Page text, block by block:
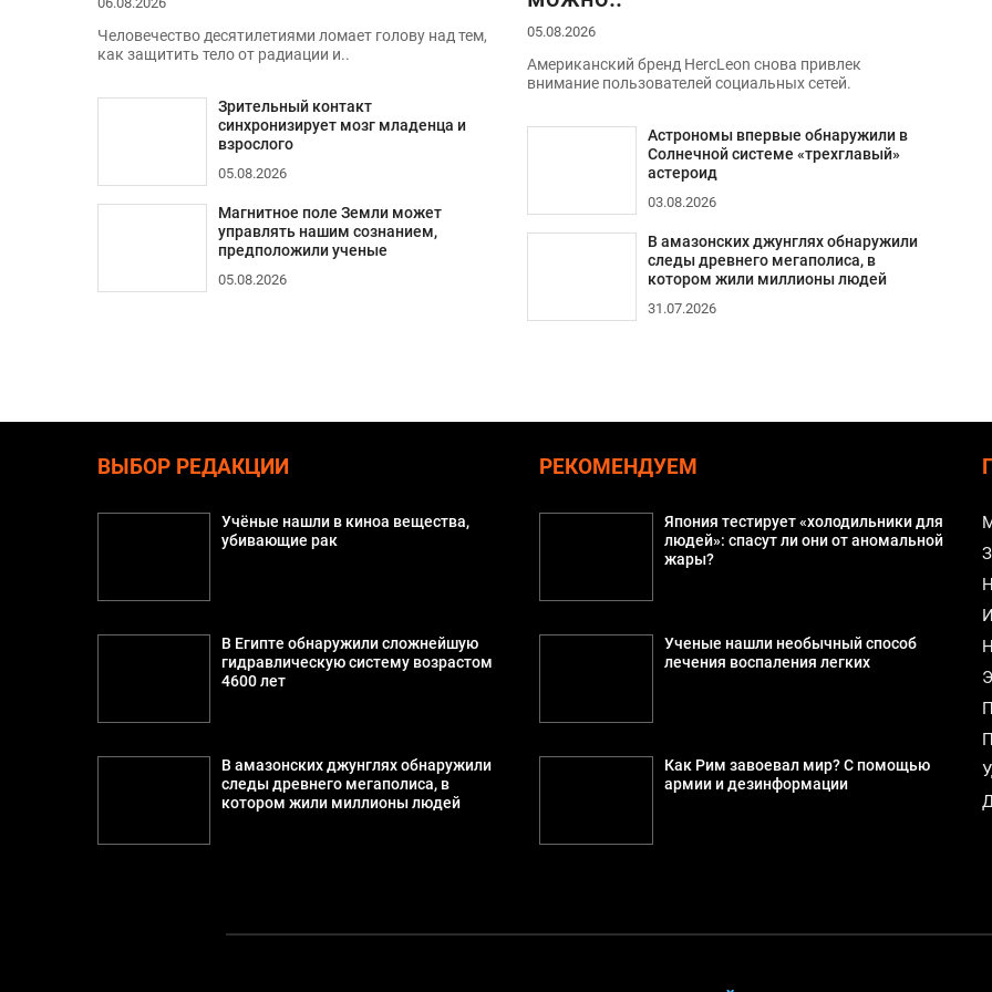
Человечество десятилетиями ломает голову над тем,
как защитить тело от радиации и..
Зрительный контакт
синхронизирует мозг младенца и
взрослого
05.08.2026
Магнитное поле Земли может
управлять нашим сознанием,
предположили ученые
05.08.2026
05.08.2026
Американский бренд HercLeon снова привлек
внимание пользователей социальных сетей.
Астрономы впервые обнаружили в
Солнечной системе «трехглавый»
астероид
03.08.2026
В амазонских джунглях обнаружили
следы древнего мегаполиса, в
котором жили миллионы людей
31.07.2026
ВЫБОР РЕДАКЦИИ
Учёные нашли в киноа вещества,
убивающие рак
В Египте обнаружили сложнейшую
гидравлическую систему возрастом
4600 лет
В амазонских джунглях обнаружили
следы древнего мегаполиса, в
котором жили миллионы людей
РЕКОМЕНДУЕМ
Япония тестирует «холодильники для
людей»: спасут ли они от аномальной
жары?
Ученые нашли необычный способ
лечения воспаления легких
Как Рим завоевал мир? С помощью
армии и дезинформации